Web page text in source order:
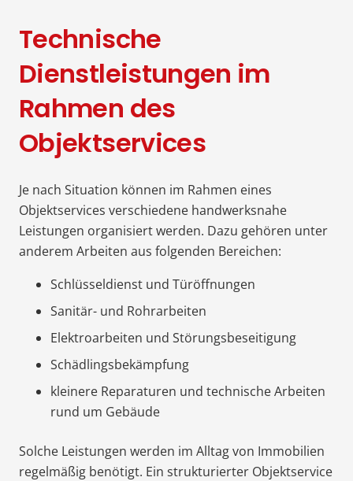
Technische
Dienstleistungen im
Rahmen des
Objektservices
Je nach Situation können im Rahmen eines
Objektservices verschiedene handwerksnahe
Leistungen organisiert werden. Dazu gehören unter
anderem Arbeiten aus folgenden Bereichen:
Schlüsseldienst und Türöffnungen
Sanitär- und Rohrarbeiten
Elektroarbeiten und Störungsbeseitigung
Schädlingsbekämpfung
kleinere Reparaturen und technische Arbeiten
rund um Gebäude
Solche Leistungen werden im Alltag von Immobilien
regelmäßig benötigt. Ein strukturierter Objektservice